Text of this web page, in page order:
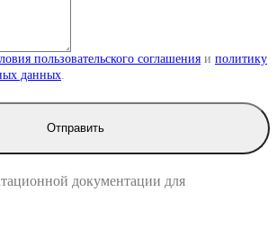
пользовательского соглашения и политику
данных
Отправить
документации для